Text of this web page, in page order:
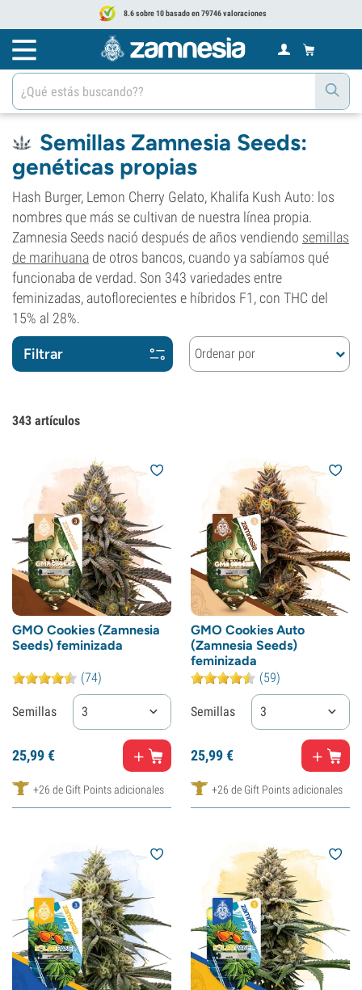
8.6 sobre 10 basado en 79746 valoraciones
Semillas Zamnesia Seeds:
genéticas propias
Hash Burger, Lemon Cherry Gelato, Khalifa Kush Auto: los
nombres que más se cultivan de nuestra línea propia.
Zamnesia Seeds nació después de años vendiendo semillas
de marihuana de otros bancos, cuando ya sabíamos qué
funcionaba de verdad. Son 343 variedades entre
feminizadas, autoflorecientes e híbridos F1, con THC del
15% al 28%.
Filtrar Ordenar por
343 artículos
GMO Cookies (Zamnesia
Seeds) feminizada
(74)
Semillas 3
25,99€
+26 de Gift Points adicionales
GMO Cookies Auto
(Zamnesia Seeds)
feminizada
(59)
Semillas 3
25,99€
+26 de Gift Points adicionales